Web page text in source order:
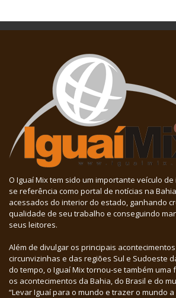
O Iguaí Mix tem sido um importante veículo
se referência como portal de notícias na
acessados do interior do estado, ganhando
qualidade de seu trabalho e conseguindo
seus leitores.
Além de divulgar os principais
circunvizinhas e das regiões Sul e Sudoeste
do tempo, o Iguaí Mix tornou-se também uma
os acontecimentos da Bahia, do Brasil e do
“Levar Iguaí para o mundo e trazer o mundo a